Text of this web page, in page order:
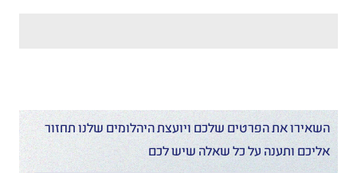
השאירו את הפרטים שלכם ויועצת היהלומים שלנו תחזור
אליכם ותענה על כל שאלה שיש לכם